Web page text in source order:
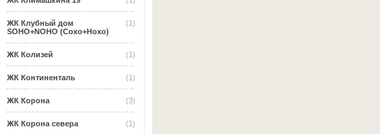
(1)
ЖК Клубный дом
SOHO+NOHO (Сохо+Нохо)
(1)
ЖК Колизей
(1)
ЖК Континенталь
(3)
ЖК Корона
(1)
ЖК Корона севера